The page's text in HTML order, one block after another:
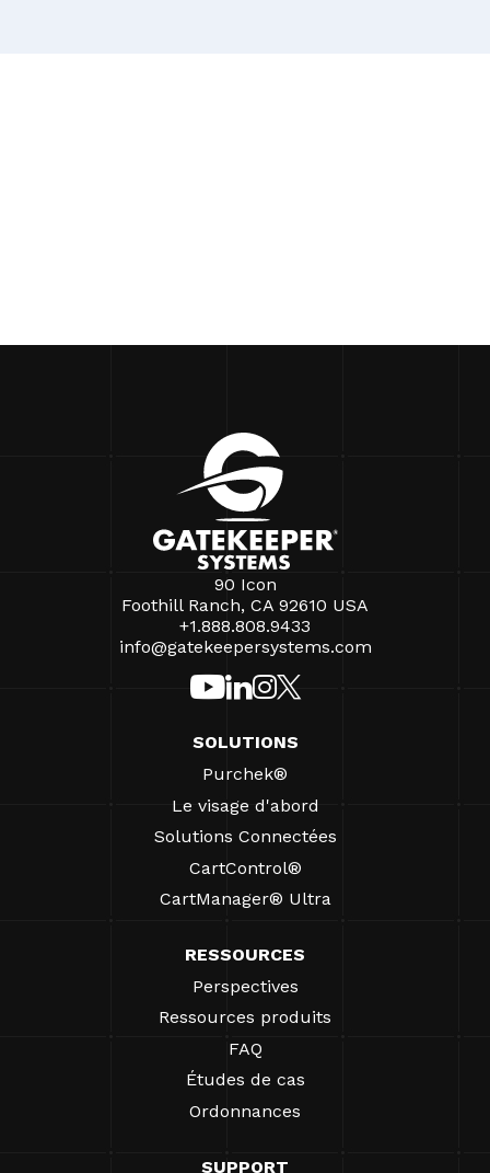
90 Icon
Foothill Ranch, CA 92610 USA
+1.888.808.9433
info@gatekeepersystems.com
SOLUTIONS
Purchek®
Le visage d'abord
Solutions Connectées
CartControl®
CartManager® Ultra
RESSOURCES
Perspectives
Ressources produits
FAQ
Études de cas
Ordonnances
SUPPORT